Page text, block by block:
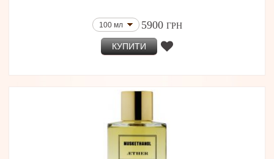
100 мл 5900 ГРН
КУПИТИ